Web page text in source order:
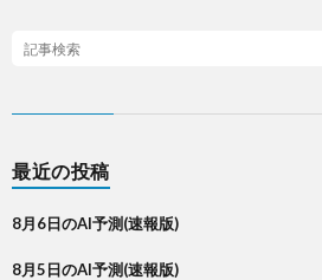
最近の投稿
8月6日のAI予測(速報版)
8月5日のAI予測(速報版)